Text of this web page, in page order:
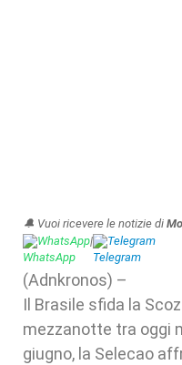
🔔 Vuoi ricevere le notizie di
WhatsApp| Telegram
(Adnkronos) –
Il Brasile sfida la
mezzanotte tra oggi
giugno, la Selecao